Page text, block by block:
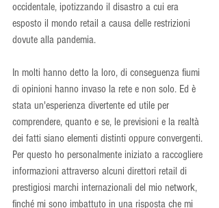
occidentale, ipotizzando il disastro a cui era
esposto il mondo retail a causa delle restrizioni
dovute alla pandemia.
In molti hanno detto la loro, di conseguenza fiumi
di opinioni hanno invaso la rete e non solo. Ed è
stata un'esperienza divertente ed utile per
comprendere, quanto e se, le previsioni e la realtà
dei fatti siano elementi distinti oppure convergenti.
Per questo ho personalmente iniziato a raccogliere
informazioni attraverso alcuni direttori retail di
prestigiosi marchi internazionali del mio network,
finché mi sono imbattuto in una risposta che mi